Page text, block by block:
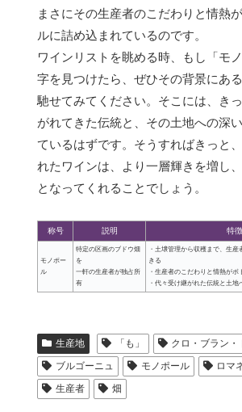
まさにその生産者のこだわりと情熱
ルに詰め込まれているのです。
ワインリストを眺める時、もし「モ
字を見つけたら、ぜひその背景にあ
馳せてみてください。そこには、き
がれてきた伝統と、その土地への深
ているはずです。そうすればきっと
れたワインは、より一層輝きを増し
となってくれることでしょう。
称号 説明 特徴
モノポー
ル
特定の区画のブドウ畑
を
一軒の生産者が独占所
有
・土壌管理から収穫まで、生
きる
・生産者のこだわりと情熱がボ
・代々受け継がれた伝統と土地
生産地 「も」
クロ・ブラン・
ブルゴーニュ
モノポール
ロマ
生産者
畑